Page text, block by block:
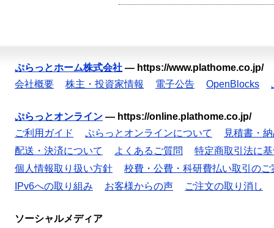
ぷらっとホーム株式会社 — https://www.plathome.co.jp/
会社概要
株主・投資家情報 電子公告 OpenBlocks
ぷらっとオンライン — https://online.plathome.co.jp/
ご利用ガイド
ぷらっとオンラインについて
見積書・
配送・決済について
よくあるご質問
特定商取引法に
個人情報取り扱い方針
校費・公費・科研費払い取引のご
IPv6への取り組み
お客様からの声 ご注文の取り消し
ソーシャルメディア